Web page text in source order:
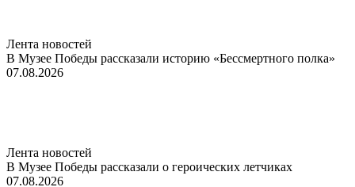
Лента новостей
В Музее Победы рассказали историю «Бессмертного полка»
07.08.2026
Лента новостей
В Музее Победы рассказали о героических летчиках
07.08.2026